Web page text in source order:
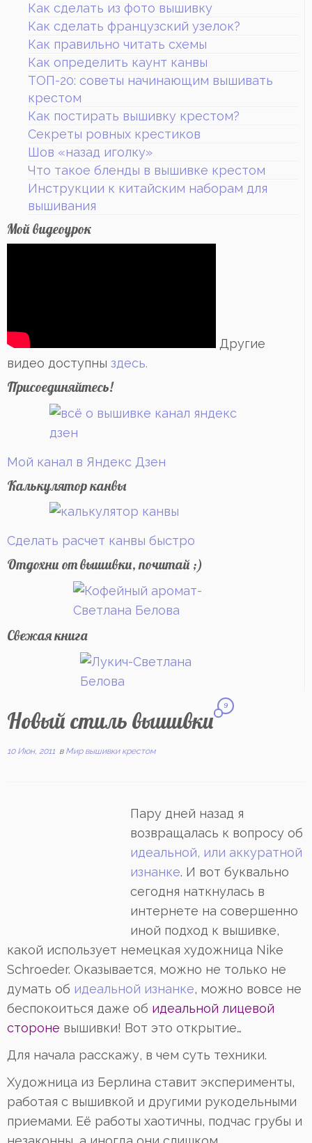
Как сделать из фото вышивку
Как сделать французский узелок?
Как правильно читать схемы
Как определить каунт канвы
ТОП-20: советы начинающим вышивать
крестом
Как постирать вышивку крестом?
Секреты ровных крестиков
Шов «назад иголку»
Что такое бленды в вышивке крестом
Инструкции к китайским наборам для
вышивания
Мой видеоурок
Другие
видео доступны здесь.
Присоединяйтесь!
Мой канал в Яндекс Дзен
Калькулятор канвы
Сделать расчет канвы быстро
Отдохни от вышивки, почитай ;)
Свежая книга
Новый стиль вышивки
9
10 Июн, 2011 в Мир вышивки крестом
Пару дней назад я
возвращалась к вопросу об
идеальной, или аккуратной
изнанке. И вот буквально
сегодня наткнулась в
интернете на совершенно
иной подход к вышивке,
какой использует немецкая художница Nike
Schroeder. Оказывается, можно не только не
думать об идеальной изнанке, можно вовсе не
беспокоиться даже об идеальной лицевой
стороне вышивки! Вот это открытие…
Для начала расскажу, в чем суть техники.
Художница из Берлина ставит эксперименты,
работая с вышивкой и другими рукодельными
приемами. Её работы хаотичны, подчас грубы и